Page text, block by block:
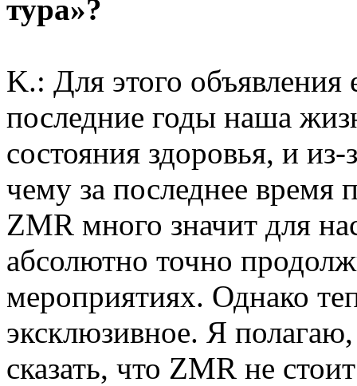
тура»?
K.: Для этого
последние годы наша
состояния здоровья, и
чему за последнее
ZMR много значит для
абсолютно точно
мероприятиях. Однако
эксклюзивное. Я
сказать, что ZMR не